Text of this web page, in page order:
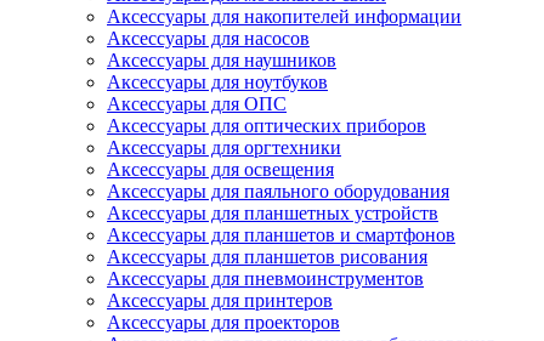
Аксессуары для накопителей информации
Аксессуары для насосов
Аксессуары для наушников
Аксессуары для ноутбуков
Аксессуары для ОПС
Аксессуары для оптических приборов
Аксессуары для оргтехники
Аксессуары для освещения
Аксессуары для паяльного оборудования
Аксессуары для планшетных устройств
Аксессуары для планшетов и смартфонов
Аксессуары для планшетов рисования
Аксессуары для пневмоинструментов
Аксессуары для принтеров
Аксессуары для проекторов